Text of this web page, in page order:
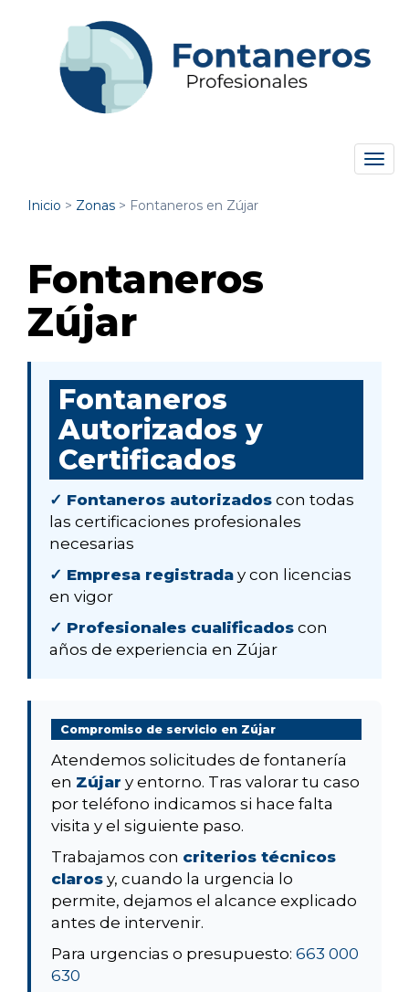
Inicio > Zonas > Fontaneros en Zújar
Fontaneros
Zújar
Fontaneros
Autorizados y
Certificados
✓ Fontaneros autorizados con todas
las certificaciones profesionales
necesarias
✓ Empresa registrada y con licencias
en vigor
✓ Profesionales cualificados con
años de experiencia en Zújar
Compromiso de servicio en Zújar
Atendemos solicitudes de fontanería
en Zújar y entorno. Tras valorar tu caso
por teléfono indicamos si hace falta
visita y el siguiente paso.
Trabajamos con criterios técnicos
claros y, cuando la urgencia lo
permite, dejamos el alcance explicado
antes de intervenir.
Para urgencias o presupuesto: 663 000
630